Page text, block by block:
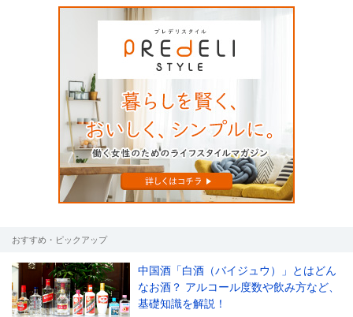
おすすめ・ピックアップ
中国酒「白酒（バイジュウ）」とはどん
なお酒？ アルコール度数や飲み方など、
基礎知識を解説！